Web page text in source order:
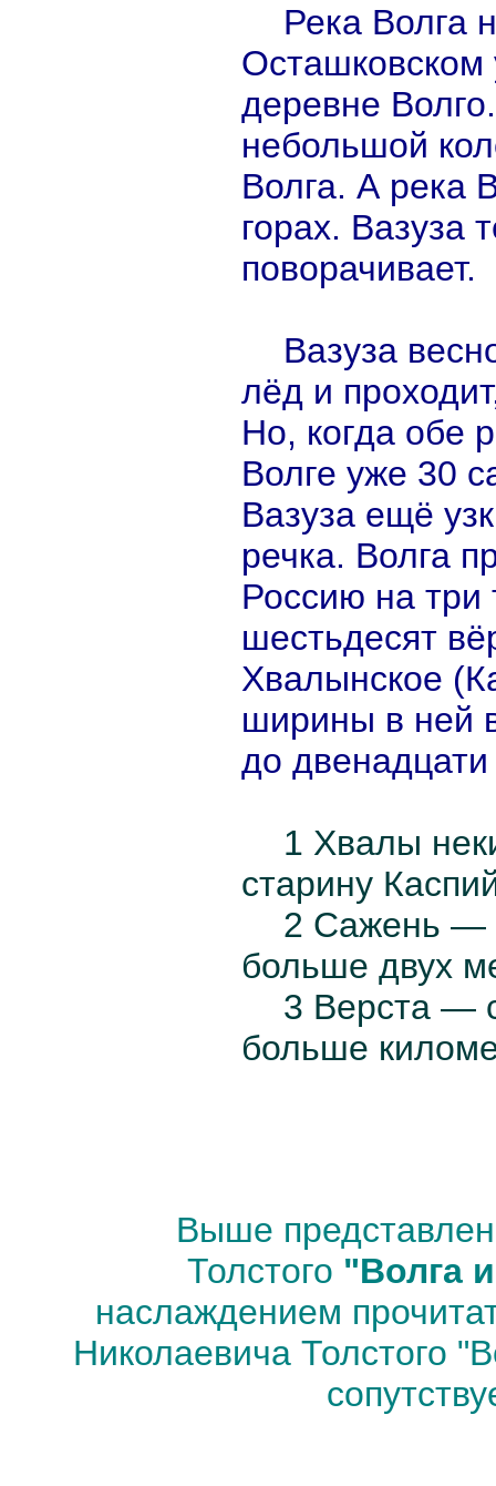
Река Волга
Осташковском
деревне
небольшой
Волга. А река
горах. Вазуза
поворачивает.
Вазуза
лёд и
Но, когда обе
Волге уже 30
Вазуза ещё
речка. Волга
Россию на три
шестьдесят
Хвалынское
ширины в ней
до двенадцати
1 Хвалы
старину
2 Сажень —
больше двух
3 Верста —
больше
Выше
Толстого "Волга
наслаждением
Николаевича Толстого